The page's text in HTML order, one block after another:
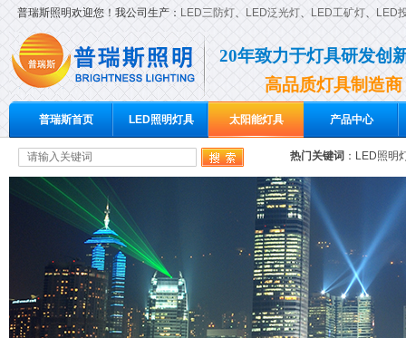
普瑞斯照明欢迎您！我公司生产： LED三防灯、 LED泛光灯、 LED工矿灯、 LED
20年致力于灯具研发创
高品质灯具制造商
普瑞斯首页 LED照明灯具 太阳能灯具 产品中心
热门关键词 ： LED照明